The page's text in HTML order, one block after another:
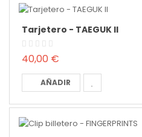
Tarjetero - TAEGUK II
40,00 €
AÑADIR